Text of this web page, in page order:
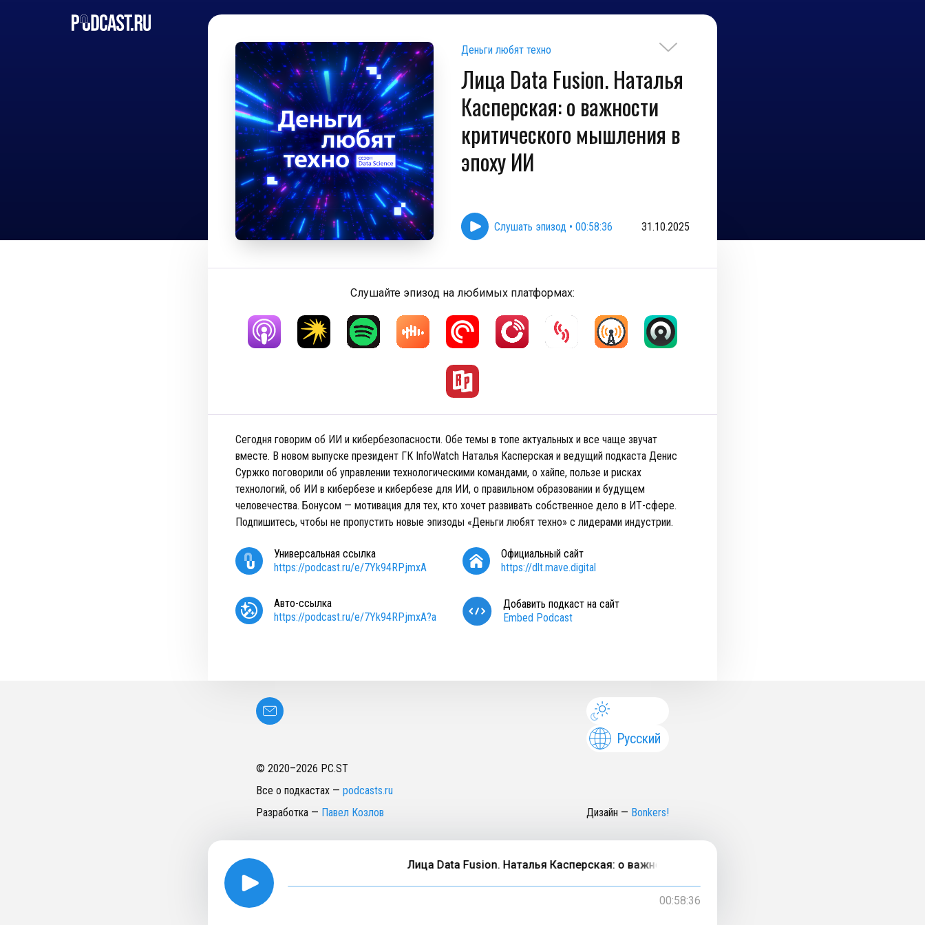
Деньги любят техно
Лица Data Fusion. Наталья
Касперская: о важности
критического мышления в
эпоху ИИ
Слушать эпизод • 00:58:36 31.10.2025
Слушайте эпизод на любимых платформах:
Сегодня говорим об ИИ и кибербезопасности. Обе темы в топе актуальных и все чаще звучат
вместе. В новом выпуске президент ГК InfoWatch Наталья Касперская и ведущий подкаста Денис
Суржко поговорили об управлении технологическими командами, о хайпе, пользе и рисках
технологий, об ИИ в кибербезе и кибербезе для ИИ, о правильном образовании и будущем
человечества. Бонусом — мотивация для тех, кто хочет развивать собственное дело в ИТ-сфере.
Подпишитесь, чтобы не пропустить новые эпизоды «Деньги любят техно» с лидерами индустрии.
Универсальная ссылка
https://podcast.ru/e/7Yk94RPjmxA
Официальный сайт
https://dlt.mave.digital
Авто-ссылка
https://podcast.ru/e/7Yk94RPjmxA?a
Добавить подкаст на сайт
Embed Podcast
Русский
© 2020–2026 PC.ST
Все о подкастах — podcasts.ru
Разработка — Павел Козлов Дизайн — Bonkers!
Лица Data Fusion. Наталья Касперская: о важности критического мышления в эпоху ИИ
00:58:36